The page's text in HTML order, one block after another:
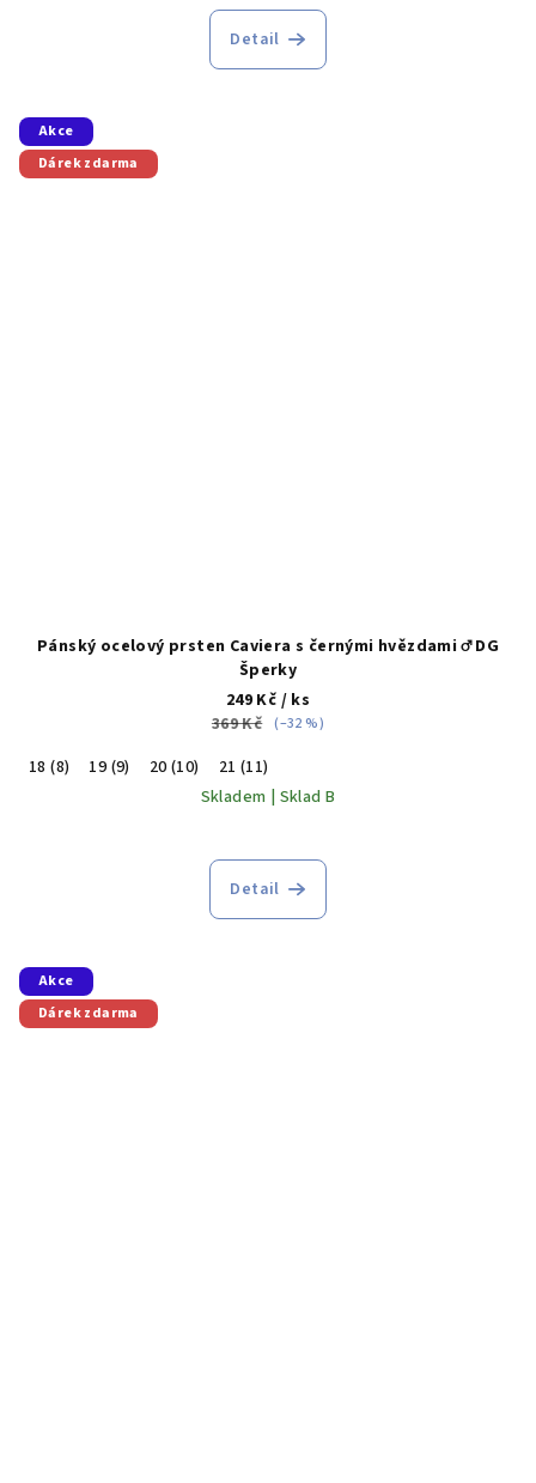
Detail
Akce
Dárek zdarma
Pánský ocelový prsten Caviera s černými hvězdami ♂️ DG
Šperky
249 Kč / ks
369 Kč (–32 %)
18 (8) 19 (9) 20 (10)
21 (11)
Skladem | Sklad B
Detail
Akce
Dárek zdarma